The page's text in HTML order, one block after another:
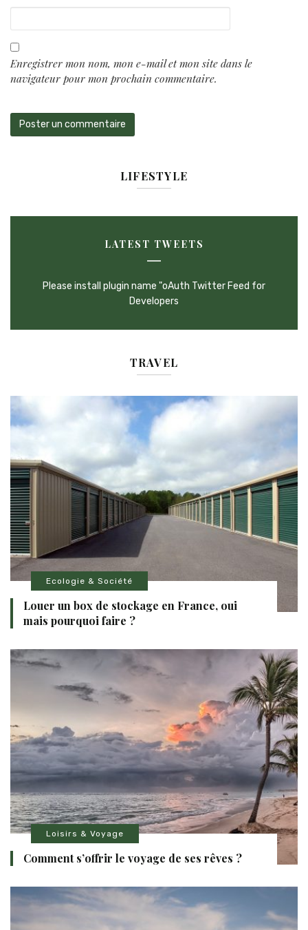
Enregistrer mon nom, mon e-mail et mon site dans le
navigateur pour mon prochain commentaire.
LIFESTYLE
LATEST TWEETS
Please install plugin name "oAuth Twitter Feed for
Developers
TRAVEL
Ecologie & Société
Louer un box de stockage en France, oui
mais pourquoi faire ?
Loisirs & Voyage
Comment s’offrir le voyage de ses rêves ?